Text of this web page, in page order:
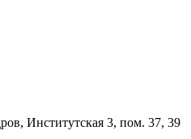
Институтская 3, пом. 37, 39